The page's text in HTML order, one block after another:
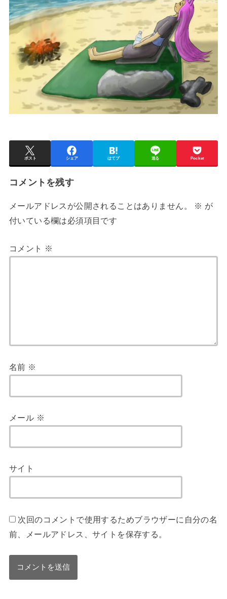
ポスト シェア はてブ 送る Pocket
コメントを残す
メールアドレスが公開されることはありません。 ※ が
付いている欄は必須項目です
コメント ※
名前 ※
メール ※
サイト
次回のコメントで使用するためブラウザーに自分の名
前、メールアドレス、サイトを保存する。